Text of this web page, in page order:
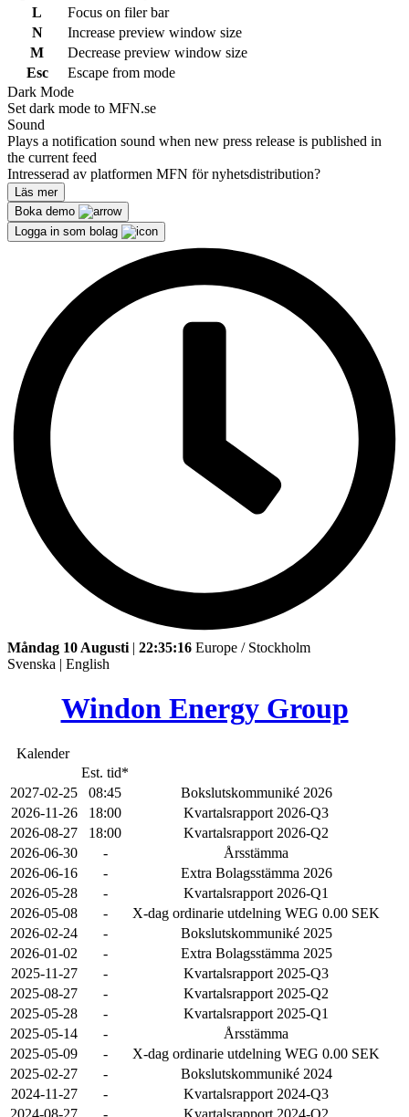
L
Focus on filer bar
N
Increase preview window size
M
Decrease preview window size
Esc
Escape from mode
Dark Mode
Set dark mode to MFN.se
Sound
Plays a notification sound when new press release is published in
the current feed
Intresserad av platformen MFN för nyhetsdistribution?
Läs mer
Boka demo
Logga in som bolag
Måndag 10 Augusti | 22:35:16 Europe / Stockholm
Svenska | English
Windon Energy Group
Kalender
Est. tid*
2027-02-25
08:45
Bokslutskommuniké 2026
2026-11-26
18:00
Kvartalsrapport 2026-Q3
2026-08-27
18:00
Kvartalsrapport 2026-Q2
2026-06-30
-
Årsstämma
2026-06-16
-
Extra Bolagsstämma 2026
2026-05-28
-
Kvartalsrapport 2026-Q1
2026-05-08
-
X-dag ordinarie utdelning WEG 0.00 SEK
2026-02-24
-
Bokslutskommuniké 2025
2026-01-02
-
Extra Bolagsstämma 2025
2025-11-27
-
Kvartalsrapport 2025-Q3
2025-08-27
-
Kvartalsrapport 2025-Q2
2025-05-28
-
Kvartalsrapport 2025-Q1
2025-05-14
-
Årsstämma
2025-05-09
-
X-dag ordinarie utdelning WEG 0.00 SEK
2025-02-27
-
Bokslutskommuniké 2024
2024-11-27
-
Kvartalsrapport 2024-Q3
2024-08-27
-
Kvartalsrapport 2024-Q2